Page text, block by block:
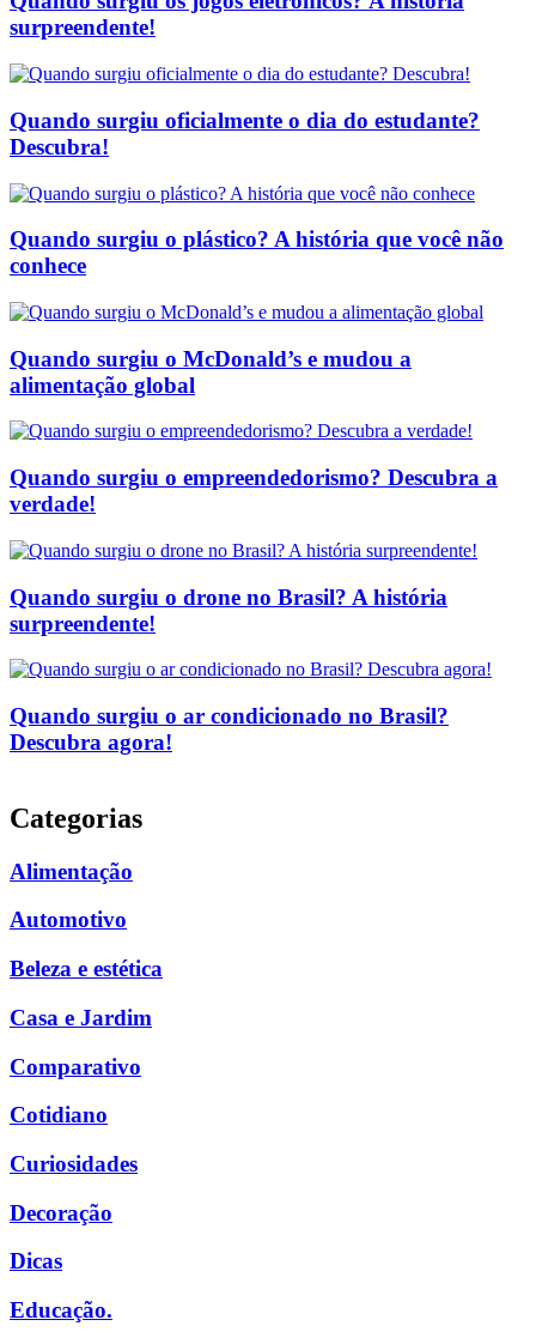
surpreendente!
Quando surgiu oficialmente o dia do estudante?
Descubra!
Quando surgiu o plástico? A história que você não
conhece
Quando surgiu o McDonald’s e mudou a
alimentação global
Quando surgiu o empreendedorismo? Descubra a
verdade!
Quando surgiu o drone no Brasil? A história
surpreendente!
Quando surgiu o ar condicionado no Brasil?
Descubra agora!
Categorias
Alimentação
Automotivo
Beleza e estética
Casa e Jardim
Comparativo
Cotidiano
Curiosidades
Decoração
Dicas
Educação.